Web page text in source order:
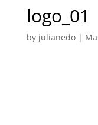
logo_01
by julianedo|